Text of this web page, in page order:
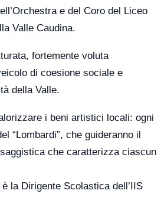
e del Coro del Liceo
Valle Caudina.
fortemente voluta
di coesione sociale e
della Valle.
i beni artistici locali: ogni
“Lombardi”, che guideranno il
che caratterizza ciascun
la Dirigente Scolastica dell’IIS